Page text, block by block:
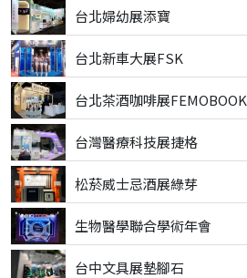
台北婦幼展添寶
台北新車大展FSK
台北茶酒咖啡展FEMOBOOK
台灣醫療科技展捷格
松菸威士忌酒展綠芽
生物醫學聯合學術年會
台中文具展墊腳石